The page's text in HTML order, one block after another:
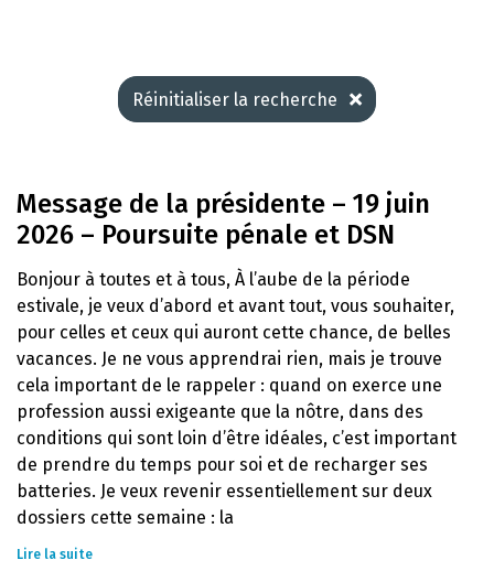
Réinitialiser la recherche
Message de la présidente – 19 juin
2026 – Poursuite pénale et DSN
Bonjour à toutes et à tous, À l’aube de la période
estivale, je veux d’abord et avant tout, vous souhaiter,
pour celles et ceux qui auront cette chance, de belles
vacances. Je ne vous apprendrai rien, mais je trouve
cela important de le rappeler : quand on exerce une
profession aussi exigeante que la nôtre, dans des
conditions qui sont loin d’être idéales, c’est important
de prendre du temps pour soi et de recharger ses
batteries. Je veux revenir essentiellement sur deux
dossiers cette semaine : la
Lire la suite